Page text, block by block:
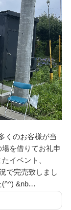
くのお客様が当
を借りてお礼申
イベント、
で完売致しまし
(^^) &nb…